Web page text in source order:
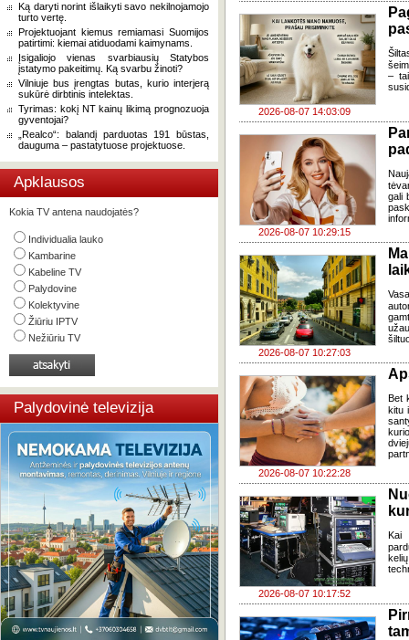
Ką daryti norint išlaikyti savo nekilnojamojo
turto vertę.
Projektuojant kiemus remiamasi Suomijos
patirtimi: kiemai atiduodami kaimynams.
Įsigaliojo vienas svarbiausių Statybos
įstatymo pakeitimų. Ką svarbu žinoti?
Vilniuje bus įrengtas butas, kurio interjerą
sukūrė dirbtinis intelektas.
Tyrimas: kokį NT kainų likimą prognozuoja
gyventojai?
„Realco“: balandį parduotas 191 būstas,
dauguma – pastatytuose projektuose.
Apklausos
Kokia TV antena naudojatės?
Individualia lauko
Kambarine
Kabeline TV
Palydovine
Kolektyvine
Žiūriu IPTV
Nežiūriu TV
Palydovinė televizija
2026-08-07 14:03:09
–
2026-08-07 10:29:15
gali
2026-08-07 10:27:03
2026-08-07 10:22:28
Bet
kitu
2026-08-07 10:17:52
Kai